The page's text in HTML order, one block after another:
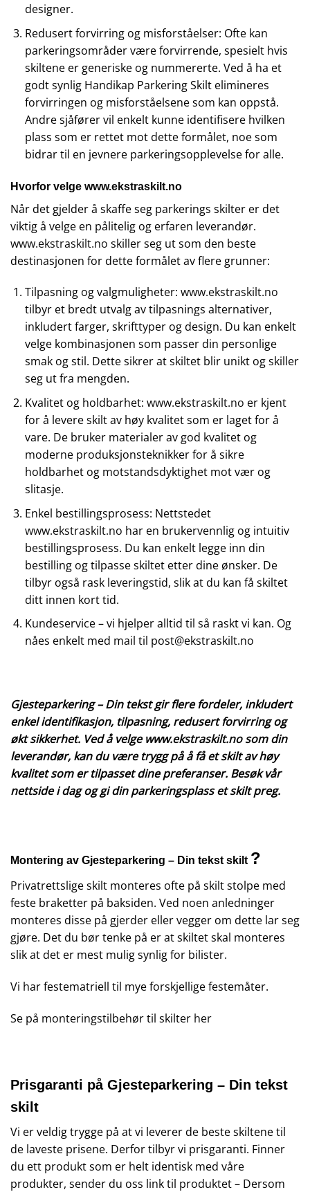
designer.
Redusert forvirring og misforståelser: Ofte kan
parkeringsområder være forvirrende, spesielt hvis
skiltene er generiske og nummererte. Ved å ha et
godt synlig Handikap Parkering Skilt elimineres
forvirringen og misforståelsene som kan oppstå.
Andre sjåfører vil enkelt kunne identifisere hvilken
plass som er rettet mot dette formålet, noe som
bidrar til en jevnere parkeringsopplevelse for alle.
Hvorfor velge www.ekstraskilt.no
Når det gjelder å skaffe seg parkerings skilter er det
viktig å velge en pålitelig og erfaren leverandør.
www.ekstraskilt.no skiller seg ut som den beste
destinasjonen for dette formålet av flere grunner:
Tilpasning og valgmuligheter: www.ekstraskilt.no
tilbyr et bredt utvalg av tilpasnings alternativer,
inkludert farger, skrifttyper og design. Du kan enkelt
velge kombinasjonen som passer din personlige
smak og stil. Dette sikrer at skiltet blir unikt og skiller
seg ut fra mengden.
Kvalitet og holdbarhet: www.ekstraskilt.no er kjent
for å levere skilt av høy kvalitet som er laget for å
vare. De bruker materialer av god kvalitet og
moderne produksjonsteknikker for å sikre
holdbarhet og motstandsdyktighet mot vær og
slitasje.
Enkel bestillingsprosess: Nettstedet
www.ekstraskilt.no har en brukervennlig og intuitiv
bestillingsprosess. Du kan enkelt legge inn din
bestilling og tilpasse skiltet etter dine ønsker. De
tilbyr også rask leveringstid, slik at du kan få skiltet
ditt innen kort tid.
Kundeservice – vi hjelper alltid til så raskt vi kan. Og
nåes enkelt med mail til post@ekstraskilt.no
Gjesteparkering – Din tekst gir flere fordeler, inkludert
enkel identifikasjon, tilpasning, redusert forvirring og
økt sikkerhet. Ved å velgewww.ekstraskilt.nosom din
leverandør, kan du være trygg på å få et skilt av høy
kvalitet som er tilpasset dine preferanser. Besøk vår
nettside i dag og gi din parkeringsplass et skilt preg.
Montering av Gjesteparkering – Din tekst skilt ?
Privatrettslige skilt monteres ofte på skilt stolpe med
feste braketter på baksiden. Ved noen anledninger
monteres disse på gjerder eller vegger om dette lar seg
gjøre. Det du bør tenke på er at skiltet skal monteres
slik at det er mest mulig synlig for bilister.
Vi har festematriell til mye forskjellige festemåter.
Se på monteringstilbehør til skilter her
Prisgaranti på Gjesteparkering – Din tekst
skilt
Vi er veldig trygge på at vi leverer de beste skiltene til
de laveste prisene. Derfor tilbyr vi prisgaranti. Finner
du ett produkt som er helt identisk med våre
produkter, sender du oss link til produktet – Dersom